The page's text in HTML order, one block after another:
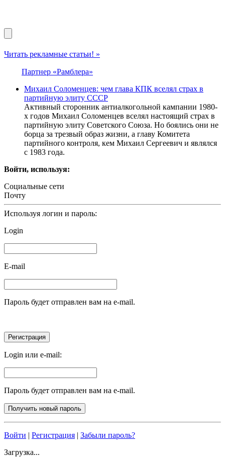
Читать рекламные статьи! »
Партнер «Рамблера»
Михаил Соломенцев: чем глава КПК вселял страх в
партийную элиту СССР
Активный сторонник антиалкогольной кампании 1980-
х годов Михаил Соломенцев вселял настоящий страх в
партийную элиту Советского Союза. Но боялись они не
борца за трезвый образ жизни, а главу Комитета
партийного контроля, кем Михаил Сергеевич и являлся
с 1983 года.
Войти, используя:
Социальные сети
Почту
Используя логин и пароль:
Login
E-mail
Пароль будет отправлен вам на e-mail.
Login или e-mail:
Пароль будет отправлен вам на e-mail.
Войти | Регистрация | Забыли пароль?
Загрузка...